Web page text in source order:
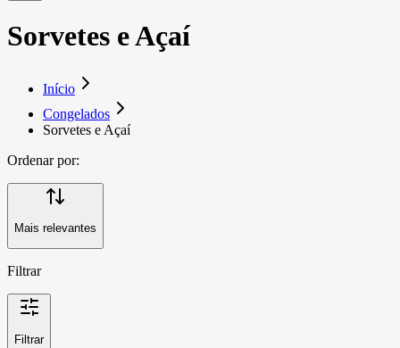
Sorvetes e Açaí
Início
Congelados
Sorvetes e Açaí
Ordenar por:
Mais relevantes
Filtrar
Filtrar